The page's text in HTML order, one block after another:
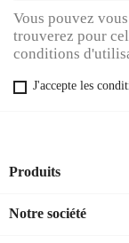
Vous pouvez
trouverez pour
conditions
J'accepte les
Produits
Notre société